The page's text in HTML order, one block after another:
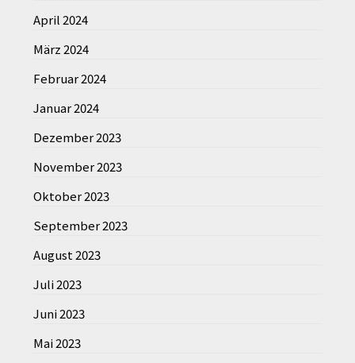
April 2024
März 2024
Februar 2024
Januar 2024
Dezember 2023
November 2023
Oktober 2023
September 2023
August 2023
Juli 2023
Juni 2023
Mai 2023